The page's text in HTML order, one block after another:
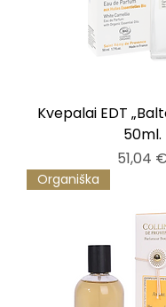
Kvepalai EDT
50ml.
Kaina
51,04 €
Organiška